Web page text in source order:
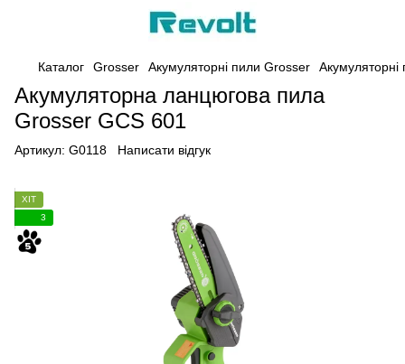
Каталог Grosser Акумуляторні пили Grosser
Акумуляторна ланцюгова пила
Grosser GCS 601
Артикул: G0118 Написати відгук
ХІТ
3